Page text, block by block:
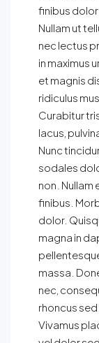
finibus
Nullam ut
nec lectus
in maximus
et magnis
ridiculus mus.
Curabitur
lacus,
Nunc
sodales
non.
finibus.
dolor.
magna in
massa.
nec,
rhoncus
Vivamus